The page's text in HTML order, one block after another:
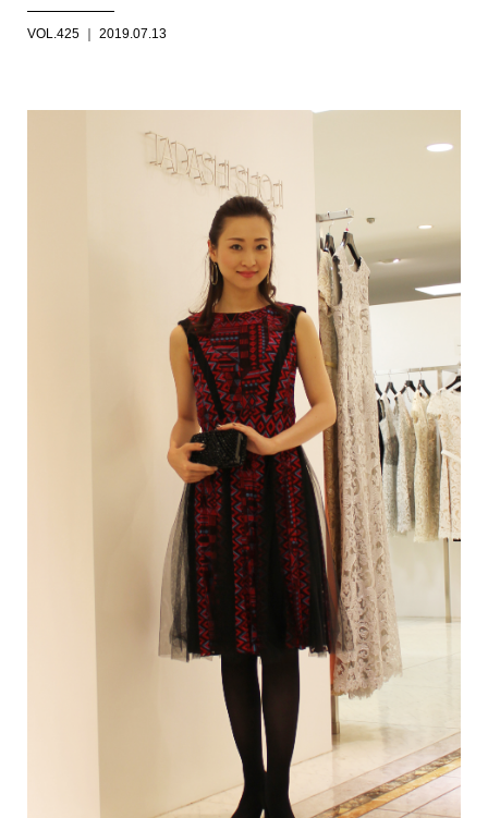
VOL.425 ｜ 2019.07.13